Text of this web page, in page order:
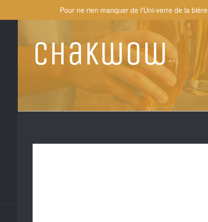
Chakwow
Pour ne rien manquer de l'Uni-verre de la bière